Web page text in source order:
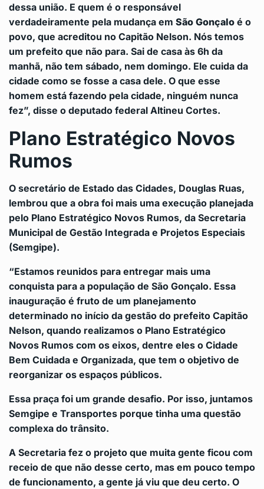
dessa união. E quem é o responsável
verdadeiramente pela mudança em São Gonçalo é o
povo, que acreditou no Capitão Nelson. Nós temos
um prefeito que não para. Sai de casa às 6h da
manhã, não tem sábado, nem domingo. Ele cuida da
cidade como se fosse a casa dele. O que esse
homem está fazendo pela cidade, ninguém nunca
fez”, disse o deputado federal Altineu Cortes.
Plano Estratégico Novos
Rumos
O secretário de Estado das Cidades, Douglas Ruas,
lembrou que a obra foi mais uma execução planejada
pelo Plano Estratégico Novos Rumos, da Secretaria
Municipal de Gestão Integrada e Projetos Especiais
(Semgipe).
“Estamos reunidos para entregar mais uma
conquista para a população de São Gonçalo. Essa
inauguração é fruto de um planejamento
determinado no início da gestão do prefeito Capitão
Nelson, quando realizamos o Plano Estratégico
Novos Rumos com os eixos, dentre eles o Cidade
Bem Cuidada e Organizada, que tem o objetivo de
reorganizar os espaços públicos.
Essa praça foi um grande desafio. Por isso, juntamos
Semgipe e Transportes porque tinha uma questão
complexa do trânsito.
A Secretaria fez o projeto que muita gente ficou com
receio de que não desse certo, mas em pouco tempo
de funcionamento, a gente já viu que deu certo. O